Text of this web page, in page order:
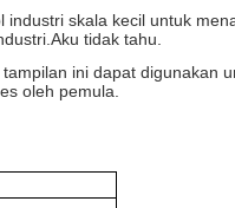
industri skala kecil untuk
Aku tidak tahu.
ini dapat
oleh pemula.